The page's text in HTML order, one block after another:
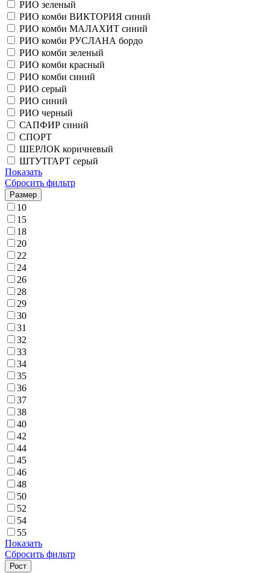
РИО зеленый
РИО комби ВИКТОРИЯ синий
РИО комби МАЛАХИТ синий
РИО комби РУСЛАНА бордо
РИО комби зеленый
РИО комби красный
РИО комби синий
РИО серый
РИО синий
РИО черный
САПФИР синий
СПОРТ
ШЕРЛОК коричневый
ШТУТГАРТ серый
Показать
Сбросить фильтр
Размер
10
15
18
20
22
24
26
28
29
30
31
32
33
34
35
36
37
38
40
42
44
45
46
48
50
52
54
55
Показать
Сбросить фильтр
Рост